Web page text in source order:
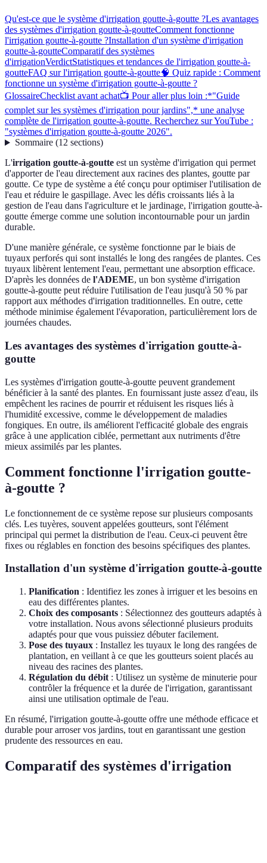
Qu'est-ce que le système d'irrigation goutte-à-goutte ?Les avantages
des systèmes d'irrigation goutte-à-goutteComment fonctionne
l'irrigation goutte-à-goutte ?Installation d'un système d'irrigation
goutte-à-goutteComparatif des systèmes
d'irrigationVerdictStatistiques et tendances de l'irrigation goutte-à-
goutteFAQ sur l'irrigation goutte-à-goutte🧠 Quiz rapide : Comment
fonctionne un système d'irrigation goutte-à-goutte ?
GlossaireChecklist avant achat📺 Pour aller plus loin :*"Guide
complet sur les systèmes d'irrigation pour jardins",* une analyse
complète de l'irrigation goutte-à-goutte. Recherchez sur YouTube :
"systèmes d'irrigation goutte-à-goutte 2026".
Sommaire(12 sections)
L'irrigation goutte-à-goutte est un système d'irrigation qui permet
d'apporter de l'eau directement aux racines des plantes, goutte par
goutte. Ce type de système a été conçu pour optimiser l'utilisation de
l'eau et réduire le gaspillage. Avec les défis croissants liés à la
gestion de l'eau dans l'agriculture et le jardinage, l'irrigation goutte-à-
goutte émerge comme une solution incontournable pour un jardin
durable.
D'une manière générale, ce système fonctionne par le biais de
tuyaux perforés qui sont installés le long des rangées de plantes. Ces
tuyaux libèrent lentement l'eau, permettant une absorption efficace.
D'après les données de l'ADEME, un bon système d'irrigation
goutte-à-goutte peut réduire l'utilisation de l'eau jusqu'à 50 % par
rapport aux méthodes d'irrigation traditionnelles. En outre, cette
méthode minimise également l'évaporation, particulièrement lors de
journées chaudes.
Les avantages des systèmes d'irrigation goutte-à-
goutte
Les systèmes d'irrigation goutte-à-goutte peuvent grandement
bénéficier à la santé des plantes. En fournissant juste assez d'eau, ils
empêchent les racines de pourrir et réduisent les risques liés à
l'humidité excessive, comme le développement de maladies
fongiques. En outre, ils améliorent l'efficacité globale des engrais
grâce à une application ciblée, permettant aux nutriments d'être
mieux assimilés par les plantes.
Comment fonctionne l'irrigation goutte-
à-goutte ?
Le fonctionnement de ce système repose sur plusieurs composants
clés. Les tuyères, souvent appelées goutteurs, sont l'élément
principal qui permet la distribution de l'eau. Ceux-ci peuvent être
fixes ou réglables en fonction des besoins spécifiques des plantes.
Installation d'un système d'irrigation goutte-à-goutte
Planification : Identifiez les zones à irriguer et les besoins en
eau des différentes plantes.
Choix des composants : Sélectionnez des goutteurs adaptés à
votre installation. Nous avons sélectionné plusieurs produits
adaptés pour que vous puissiez débuter facilement.
Pose des tuyaux : Installez les tuyaux le long des rangées de
plantation, en veillant à ce que les goutteurs soient placés au
niveau des racines des plantes.
Régulation du débit : Utilisez un système de minuterie pour
contrôler la fréquence et la durée de l'irrigation, garantissant
ainsi une utilisation optimale de l'eau.
En résumé, l'irrigation goutte-à-goutte offre une méthode efficace et
durable pour arroser vos jardins, tout en garantissant une gestion
prudente des ressources en eau.
Comparatif des systèmes d'irrigation